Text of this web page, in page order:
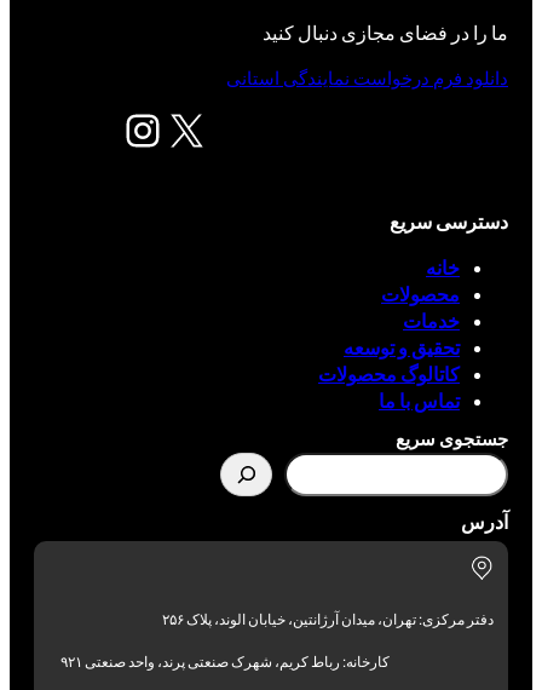
ما را در فضای مجازی دنبال کنید
X اینستاگرم
دانلود فرم درخواست نمایندگی استانی
دسترسی سریع
خانه
محصولات
خدمات
تحقیق و توسعه
کاتالوگ محصولات
تماس با ما
جستجوی سریع
آدرس
دفتر مرکزی: تهران، میدان آرژانتین، خیابان الوند، پلاک ۲۵۶
کارخانه: رباط کریم، شهرک صنعتی پرند، واحد صنعتی ۹۲۱